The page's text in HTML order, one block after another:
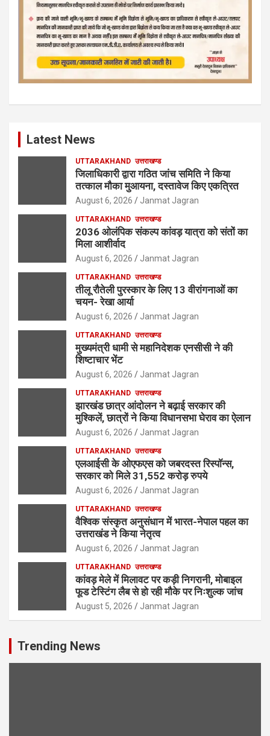
Latest News
UTTARAKHAND उत्तराखण्ड
जिलाधिकारी द्वारा गठित जांच समिति ने किया
तत्काल मौका मुआयना, दस्तावेज किए एकत्रित
August 6, 2026 Janmat Jagran
UTTARAKHAND उत्तराखण्ड
2036 ओलंपिक संकल्प कांवड़ यात्रा को संतों का
मिला आशीर्वाद
August 6, 2026 Janmat Jagran
UTTARAKHAND उत्तराखण्ड
तीलू रौतेली पुरस्कार के लिए 13 वीरांगनाओं का
चयन- रेखा आर्या
August 6, 2026 Janmat Jagran
UTTARAKHAND उत्तराखण्ड
मुख्यमंत्री धामी से महानिदेशक एनसीसी ने की
शिष्टाचार भेंट
August 6, 2026 Janmat Jagran
UTTARAKHAND उत्तराखण्ड
झारखंड छात्र आंदोलन ने बढ़ाई सरकार की
मुश्किलें, छात्रों ने किया विधानसभा घेराव का ऐलान
August 6, 2026 Janmat Jagran
UTTARAKHAND उत्तराखण्ड
एलआईसी के ओएफएस को जबरदस्त रिस्पॉन्स,
सरकार को मिले 31,552 करोड़ रुपये
August 6, 2026 Janmat Jagran
UTTARAKHAND उत्तराखण्ड
वैश्विक संस्कृत अनुसंधान में भारत-नेपाल पहल का
उत्तराखंड ने किया नेतृत्व
August 6, 2026 Janmat Jagran
UTTARAKHAND उत्तराखण्ड
कांवड़ मेले में मिलावट पर कड़ी निगरानी, मोबाइल
फूड टेस्टिंग लैब से हो रही मौके पर निःशुल्क जांच
August 5, 2026 Janmat Jagran
Trending News